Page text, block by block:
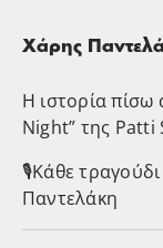
Χάρης
H ιστορία
Night” της
🎙️Κάθε
Παντελάκη